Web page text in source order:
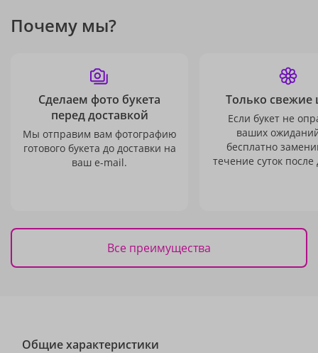
Почему мы?
Сделаем фото букета
перед доставкой
Мы отправим вам фотографию
готового букета до доставки на
ваш e-mail.
Только свежие
Если букет не
ваших
бесплатно
течение суток после
Все преимущества
Общие характеристики